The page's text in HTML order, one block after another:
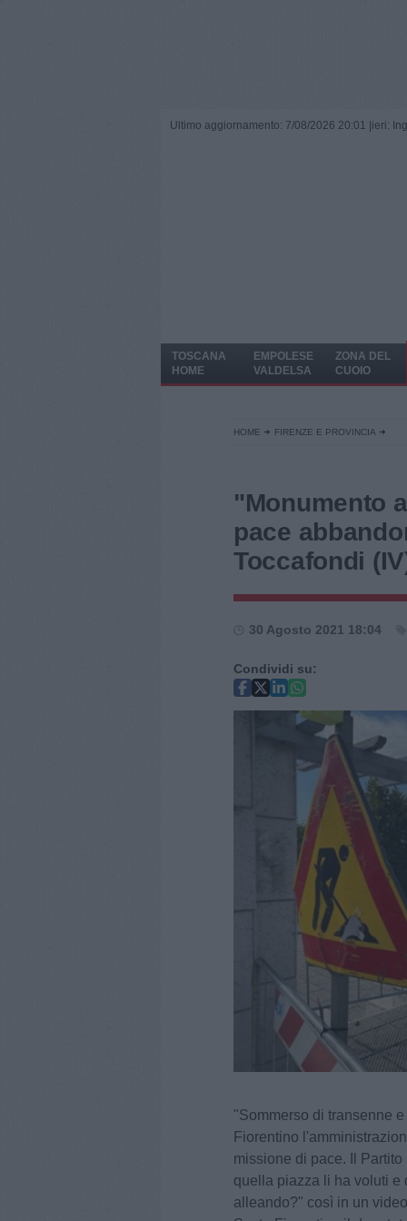
Ultimo aggiornamento: 7/08/2026 20:01 | ieri:
TOSCANA
HOME
EMPOLESE
VALDELSA
ZONA DEL
CUOIO
HOME FIRENZE E PROVINCIA
"Monumento
pace
Toccafondi
30 Agosto 2021 18:04
Condividi su:
"Sommerso di transenne
Fiorentino
missione di pace. Il
quella piazza li ha voluti e
alleando?" così in un